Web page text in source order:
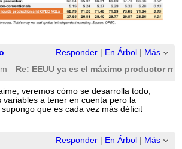
Responder En Árbol
Más
Re: EEUU ya es el máximo productor
veremos cómo se desarrolla todo,
variables a tener en cuenta pero la
que es cada vez más déficit
Responder En Árbol
Más